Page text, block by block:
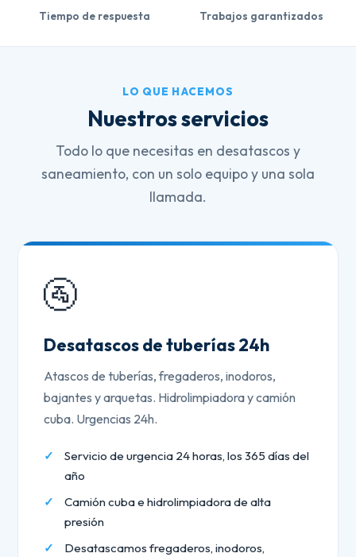
Tiempo de respuesta Trabajos garantizados
LO QUE HACEMOS
Nuestros servicios
Todo lo que necesitas en desatascos y
saneamiento, con un solo equipo y una sola
llamada.
🚰
Desatascos de tuberías 24h
Atascos de tuberías, fregaderos, inodoros,
bajantes y arquetas. Hidrolimpiadora y camión
cuba. Urgencias 24h.
Servicio de urgencia 24 horas, los 365 días del
año
Camión cuba e hidrolimpiadora de alta
presión
Desatascamos fregaderos, inodoros,